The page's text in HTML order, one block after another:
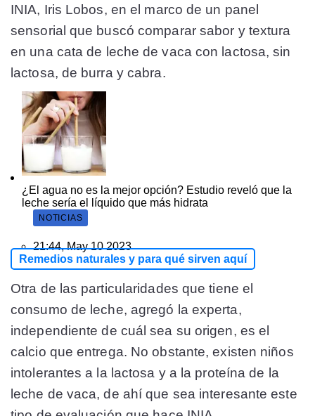
INIA, Iris Lobos, en el marco de un panel
sensorial que buscó comparar sabor y textura
en una cata de leche de vaca con lactosa, sin
lactosa, de burra y cabra.
¿El agua no es la mejor opción? Estudio reveló que la
leche sería el líquido que más hidrata
NOTICIAS
21:44, May 10 2023
Remedios naturales y para qué sirven aquí
Otra de las particularidades que tiene el
consumo de leche, agregó la experta,
independiente de cuál sea su origen, es el
calcio que entrega. No obstante, existen niños
intolerantes a la lactosa y a la proteína de la
leche de vaca, de ahí que sea interesante este